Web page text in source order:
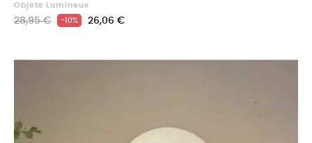
Objets Lumineux
Prix
28,95 € -10% Prix
26,06 €